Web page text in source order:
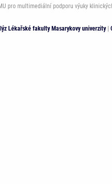
pro multimediální podporu výuky
Lékařské fakulty Masarykovy univerzity|